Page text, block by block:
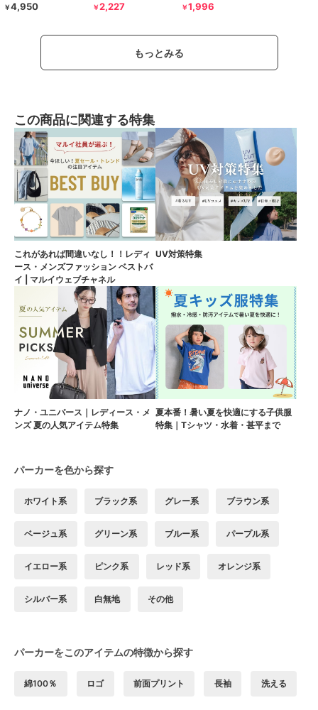
￥4,950 ￥2,227 ￥1,996
もっとみる
この商品に関連する特集
これがあれば間違いなし！！レディ
ース・メンズファッション ベストバ
イ | マルイウェブチャネル
UV対策特集
ナノ・ユニバース｜レディース・メ
ンズ 夏の人気アイテム特集
夏本番！暑い夏を快適にする子供服
特集｜Tシャツ・水着・甚平まで
パーカーを色から探す
ホワイト系 ブラック系 グレー系 ブラウン系
ベージュ系 グリーン系 ブルー系 パープル系
イエロー系 ピンク系 レッド系 オレンジ系
シルバー系 白無地 その他
パーカーをこのアイテムの特徴から探す
綿100％ ロゴ 前面プリント 長袖 洗える